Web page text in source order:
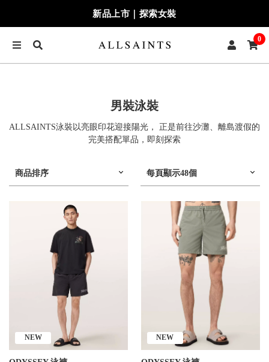
新品上市｜探索女裝
0
男裝泳裝
ALLSAINTS泳裝以亮眼印花迎接陽光， 正是前往沙灘、離島渡假的
完美搭配單品，即刻探索
商品排序 每頁顯示48個
NEW NEW